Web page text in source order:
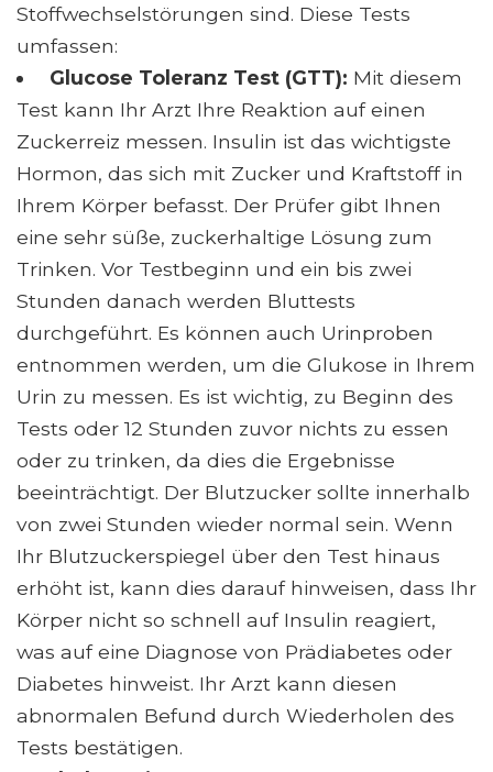
Stoffwechselstörungen sind. Diese Tests
umfassen:
Glucose Toleranz Test (GTT): Mit diesem
Test kann Ihr Arzt Ihre Reaktion auf einen
Zuckerreiz messen. Insulin ist das wichtigste
Hormon, das sich mit Zucker und Kraftstoff in
Ihrem Körper befasst. Der Prüfer gibt Ihnen
eine sehr süße, zuckerhaltige Lösung zum
Trinken. Vor Testbeginn und ein bis zwei
Stunden danach werden Bluttests
durchgeführt. Es können auch Urinproben
entnommen werden, um die Glukose in Ihrem
Urin zu messen. Es ist wichtig, zu Beginn des
Tests oder 12 Stunden zuvor nichts zu essen
oder zu trinken, da dies die Ergebnisse
beeinträchtigt. Der Blutzucker sollte innerhalb
von zwei Stunden wieder normal sein. Wenn
Ihr Blutzuckerspiegel über den Test hinaus
erhöht ist, kann dies darauf hinweisen, dass Ihr
Körper nicht so schnell auf Insulin reagiert,
was auf eine Diagnose von Prädiabetes oder
Diabetes hinweist. Ihr Arzt kann diesen
abnormalen Befund durch Wiederholen des
Tests bestätigen.